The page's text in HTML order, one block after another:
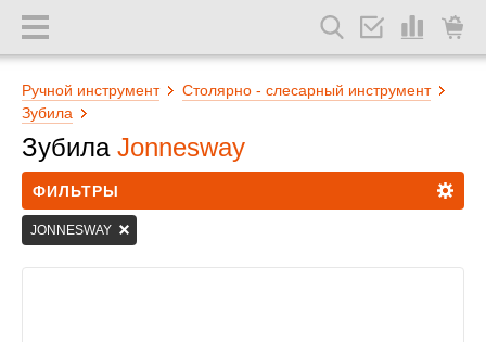
Ручной инструмент
Столярно - слесарный инструмент
Зубила
Зубила Jonnesway
ФИЛЬТРЫ
JONNESWAY